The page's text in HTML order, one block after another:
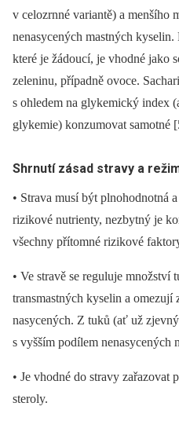
v celozrnné variantě) a menšího
nenasycených mastných
které je žádoucí, je vhodné jako
zeleninu, případně ovoce.
s ohledem na glykemický index
glykemie) konzumovat samotné
Shrnutí zásad stravy a
• Strava musí být plnohodnotná
rizikové nutrienty, nezbytný je
všechny přítomné rizikové
• Ve stravě se reguluje
transmastných kyselin a omezují
nasycených. Z tuků (ať už
s vyšším podílem nenasycených
• Je vhodné do stravy zařazovat
steroly.